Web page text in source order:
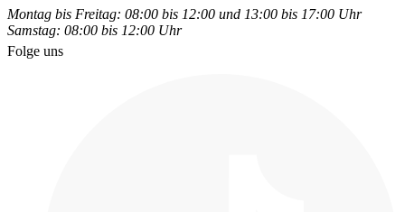
Montag bis Freitag: 08:00 bis 12:00 und 13:00 bis 17:00 Uhr
Samstag: 08:00 bis 12:00 Uhr
Folge uns